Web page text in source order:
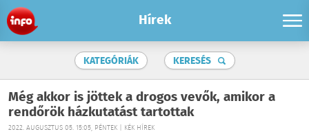
Hírek
KATEGÓRIÁK KERESÉS
Még akkor is jöttek a drogos vevők, amikor a
rendőrök házkutatást tartottak
2022. AUGUSZTUS 05. 15:05, PÉNTEK | KÉK HÍREK